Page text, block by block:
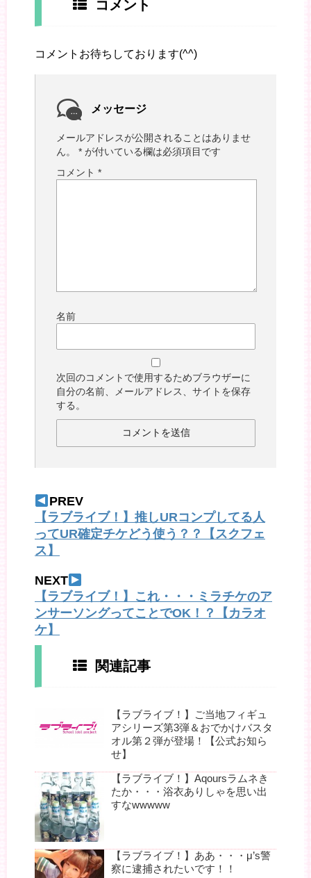
コメント
コメントお待ちしております(^^)
メッセージ
メールアドレスが公開されることはありませ
ん。
* が付いている欄は必須項目です
コメント *
名前
次回のコメントで使用するためブラウザーに
自分の名前、メールアドレス、サイトを保存
する。
PREV
【ラブライブ！】推しURコンプしてる人
ってUR確定チケどう使う？？【スクフェ
ス】
NEXT
【ラブライブ！】これ・・・ミラチケのア
ンサーソングってことでOK！？【カラオ
ケ】
関連記事
【ラブライブ！】ご当地フィギュ
アシリーズ第3弾＆おでかけバスタ
オル第２弾が登場！【公式お知ら
せ】
【ラブライブ！】Aqoursラムネき
たか・・・浴衣ありしゃを思い出
すなwwwww
【ラブライブ！】ああ・・・μ’s警
察に逮捕されたいです！！